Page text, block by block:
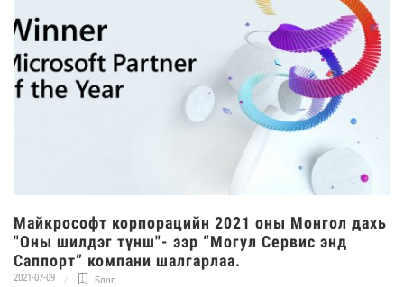
Майкрософт корпорацийн 2021 оны Монгол дахь
"Оны шилдэг түнш"- ээр “Могул Сервис энд
Саппорт” компани шалгарлаа.
2021-07-09 Блог,